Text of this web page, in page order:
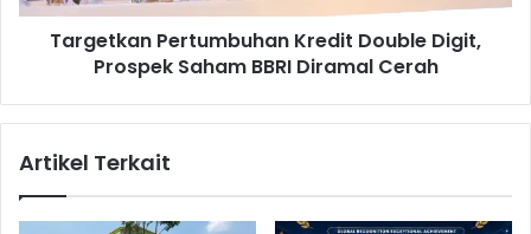
b
a
S
n
m
Targetkan Pertumbuhan Kredit Double Digit,
Prospek Saham BBRI Diramal Cerah
Artikel Terkait